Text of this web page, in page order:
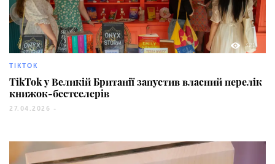
321
TIKTOK
TikTok у Великій Британії запустив власний перелік
книжок-бестселерів
27.04.2026 -